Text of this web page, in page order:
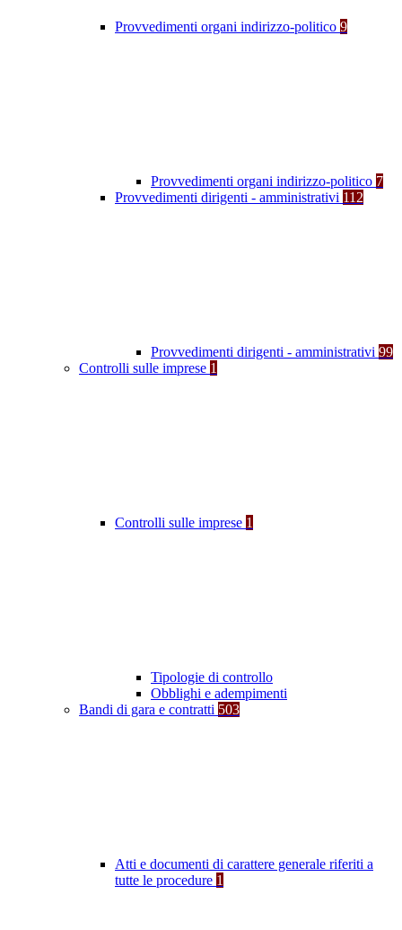
Provvedimenti organi indirizzo-politico 9
Provvedimenti organi indirizzo-politico 7
Provvedimenti dirigenti - amministrativi 112
Provvedimenti dirigenti - amministrativi 99
Controlli sulle imprese 1
Controlli sulle imprese 1
Tipologie di controllo
Obblighi e adempimenti
Bandi di gara e contratti 503
Atti e documenti di carattere generale riferiti a
tutte le procedure 1